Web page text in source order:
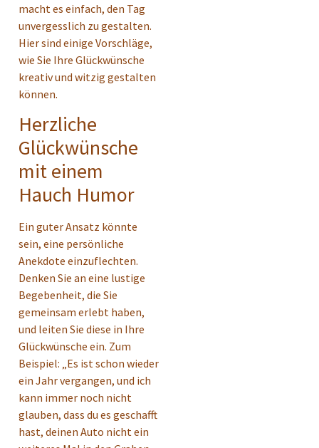
macht es einfach, den Tag
unvergesslich zu gestalten.
Hier sind einige Vorschläge,
wie Sie Ihre Glückwünsche
kreativ und witzig gestalten
können.
Herzliche
Glückwünsche
mit einem
Hauch Humor
Ein guter Ansatz könnte
sein, eine persönliche
Anekdote einzuflechten.
Denken Sie an eine lustige
Begebenheit, die Sie
gemeinsam erlebt haben,
und leiten Sie diese in Ihre
Glückwünsche ein. Zum
Beispiel: „Es ist schon wieder
ein Jahr vergangen, und ich
kann immer noch nicht
glauben, dass du es geschafft
hast, deinen Auto nicht ein